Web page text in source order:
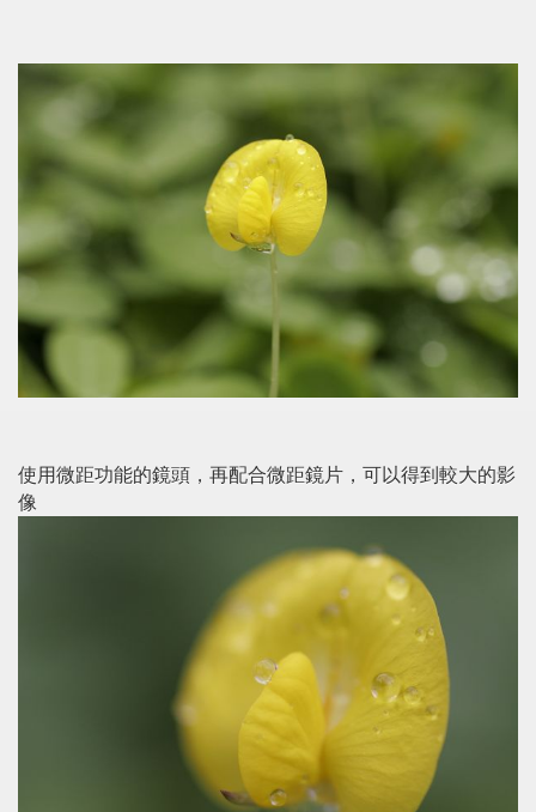
使用微距功能的鏡頭，再配合微距鏡片，可以得到較大的影
像